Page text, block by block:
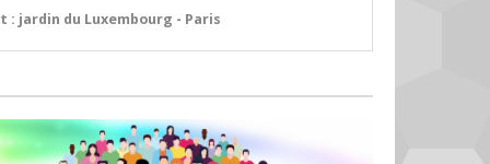
: jardin du Luxembourg - Paris